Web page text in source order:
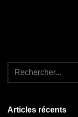
Articles récents